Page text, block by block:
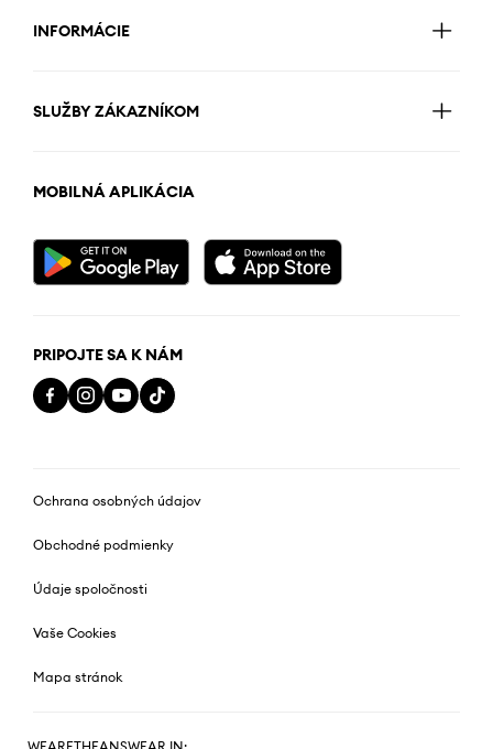
INFORMÁCIE
SLUŽBY ZÁKAZNÍKOM
MOBILNÁ APLIKÁCIA
PRIPOJTE SA K NÁM
Ochrana osobných údajov
Obchodné podmienky
Údaje spoločnosti
Vaše Cookies
Mapa stránok